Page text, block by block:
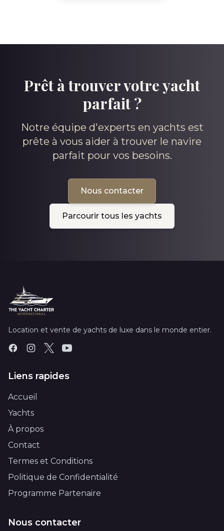
Prêt à trouver votre yacht
parfait ?
Notre équipe d'experts en yachts est
prête à vous aider à trouver le navire
parfait pour vos besoins.
Nous contacter
Parcourir tous les yachts
Location et vente de yachts de luxe dans le monde entier.
Liens rapides
Accueil
Yachts
À propos
Contact
Termes et Conditions
Politique de Confidentialité
Programme Partenaire
Nous contacter